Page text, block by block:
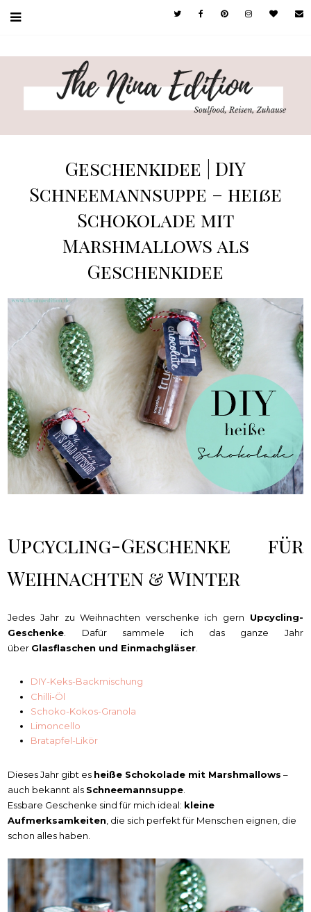
Geschenkidee | DIY
Schneemannsuppe – heiße
Schokolade mit
Marshmallows als
Geschenkidee
Upcycling-Geschenke für
Weihnachten & Winter
Jedes Jahr zu Weihnachten verschenke ich gern Upcycling-
Geschenke . Dafür sammele ich das ganze Jahr
über Glasflaschen und Einmachgläser
DIY-Keks-Backmischung
Chilli-Öl
Schoko-Kokos-Granola
Limoncello
Bratapfel-Likör
Dieses Jahr gibt es heiße Schokolade mit Marshmallows –
auch bekannt als Schneemannsuppe
Essbare Geschenke sind für mich ideal: kleine
Aufmerksamkeiten , die sich perfekt für Menschen eignen, die
schon alles haben.